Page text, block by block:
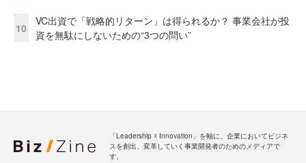
10
VC出資で「戦略的リターン」は得られるか？ 事業会社が投
資を無駄にしないための“3つの問い”
「Leadership ☓ Innovation」を軸に、企業においてビジネ
スを創出、変革していく事業開発者のためのメディアで
す。